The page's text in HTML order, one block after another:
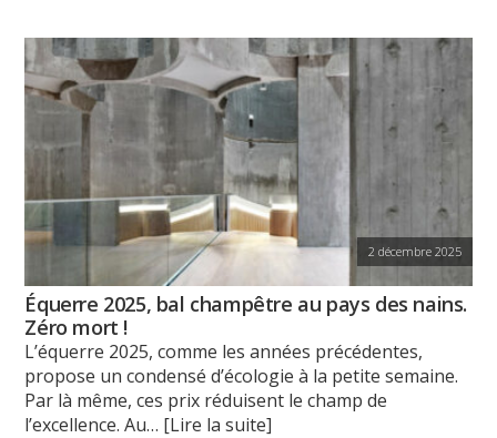
2 décembre 2025
Équerre 2025, bal champêtre au pays des nains.
Zéro mort !
L’équerre 2025, comme les années précédentes,
propose un condensé d’écologie à la petite semaine.
Par là même, ces prix réduisent le champ de
l’excellence. Au… [Lire la suite]